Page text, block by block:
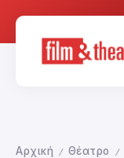
Αρχική / Θέατρο /